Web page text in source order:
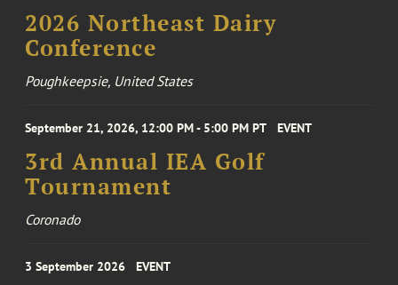
2026 Northeast Dairy
Conference
Poughkeepsie, United States
September 21, 2026, 12:00 PM - 5:00 PM PT EVENT
3rd Annual IEA Golf
Tournament
Coronado
3 September 2026 EVENT